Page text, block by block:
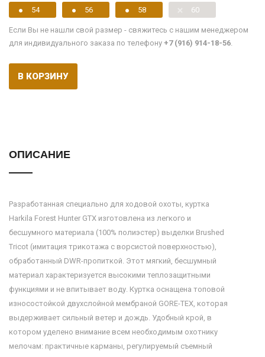
54 56 58 60
Если Вы не нашли свой размер - свяжитесь с нашим менеджером
для индивидуального заказа по телефону +7 (916) 914-18-56.
В КОРЗИНУ
ОПИСАНИЕ
Разработанная специально для ходовой охоты, куртка
Harkila Forest Hunter GTX изготовлена из легкого и
бесшумного материала (100% полиэстер) выделки Brushed
Tricot (имитация трикотажа с ворсистой поверхностью),
обработанный DWR-пропиткой. Этот мягкий, бесшумный
материал характеризуется высокими теплозащитными
функциями и не впитывает воду. Куртка оснащена топовой
износостойкой двухслойной мембраной GORE-TEX, которая
выдерживает сильный ветер и дождь. Удобный крой, в
котором уделено внимание всем необходимым охотнику
мелочам: практичные карманы, регулируемый съемный